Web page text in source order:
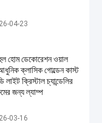
04-23
হোম ডেকোরেশন ওয়াল
ক্লাসিক গোল্ডেন কাস্ট
লাইট ক্রিস্টাল চ্যান্ডেলির
জন্য ল্যাম্প
03-16